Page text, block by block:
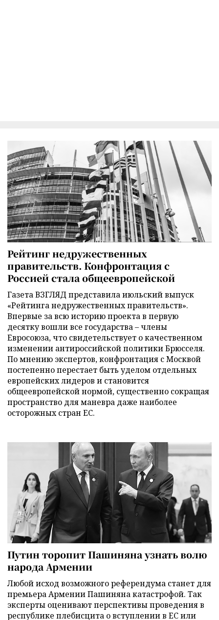
Рейтинг недружественных
правительств. Конфронтация с
Россией стала общеевропейской
Газета ВЗГЛЯД представила июльский выпуск
«Рейтинга недружественных правительств».
Впервые за всю историю проекта в первую
десятку вошли все государства – члены
Евросоюза, что свидетельствует о качественном
изменении антироссийской политики Брюсселя.
По мнению экспертов, конфронтация с Москвой
постепенно перестает быть уделом отдельных
европейских лидеров и становится
общеевропейской нормой, существенно сокращая
пространство для маневра даже наиболее
осторожных стран ЕС.
Путин торопит Пашиняна узнать волю
народа Армении
Любой исход возможного референдума станет для
премьера Армении Пашиняна катастрофой. Так
эксперты оценивают перспективы проведения в
республике плебисцита о вступлении в ЕС или